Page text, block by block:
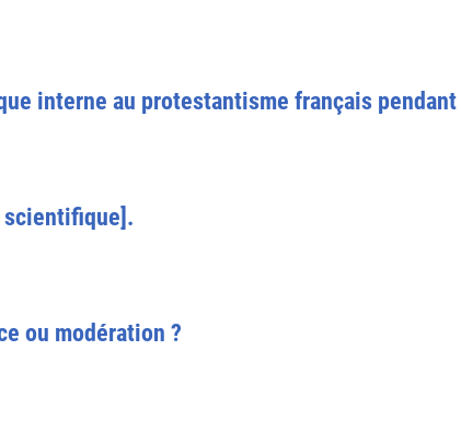
interne au protestantisme français
scientifique].
ou modération ?